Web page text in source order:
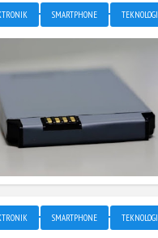
SMARTPHONE TEKNOLOGI
SMARTPHONE TEKNOLOGI